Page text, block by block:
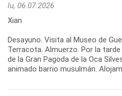
lu, 06.07.2026
Xian
Desayuno. Visita al Museo de
Terracota. Almuerzo. Por la
de la Gran Pagoda de la Oca